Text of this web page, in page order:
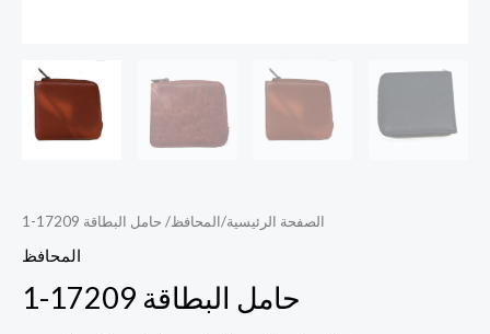
الصفحة الرئيسية/المحافظ/ حامل البطاقة 17209-1
المحافظ
حامل البطاقة 17209-1